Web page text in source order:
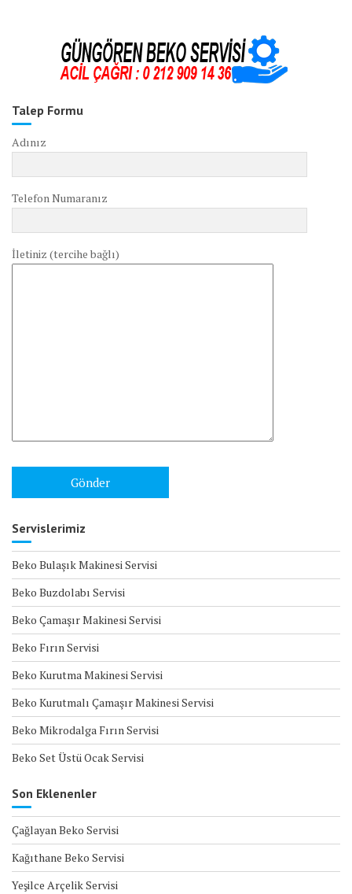
Talep Formu
Adınız
Telefon Numaranız
İletiniz (tercihe bağlı)
Servislerimiz
Beko Bulaşık Makinesi Servisi
Beko Buzdolabı Servisi
Beko Çamaşır Makinesi Servisi
Beko Fırın Servisi
Beko Kurutma Makinesi Servisi
Beko Kurutmalı Çamaşır Makinesi Servisi
Beko Mikrodalga Fırın Servisi
Beko Set Üstü Ocak Servisi
Son Eklenenler
Çağlayan Beko Servisi
Kağıthane Beko Servisi
Yeşilce Arçelik Servisi